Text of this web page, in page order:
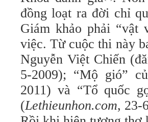
đồng loạt ra đời chỉ
Giám khảo phải “vật
việc. Từ cuộc thi này
Nguyễn Việt Chiến
5-2009); “Mộ gió”
2011) và “Tổ quốc
(Lethieunhon.com, 23-